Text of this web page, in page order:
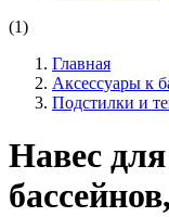
(1)
Главная
Аксессуары к
Подстилки и
Навес